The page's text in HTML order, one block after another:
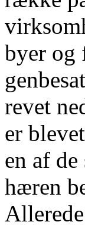
byer og
revet
er
en af
hæren